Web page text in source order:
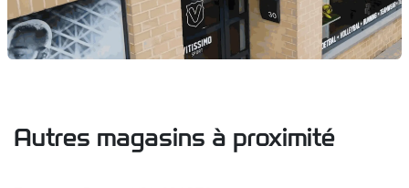
Autres magasins à proximité